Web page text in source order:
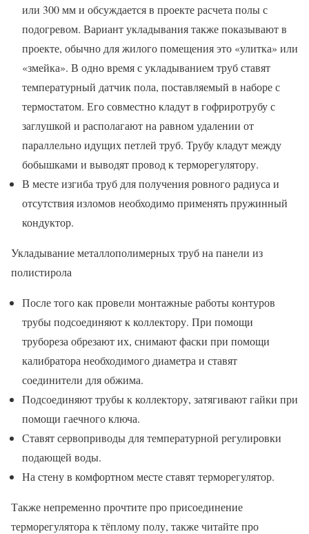
или 300 мм и обсуждается в проекте расчета полы с
подогревом. Вариант укладывания также показывают в
проекте, обычно для жилого помещения это «улитка» или
«змейка». В одно время с укладыванием труб ставят
температурный датчик пола, поставляемый в наборе с
термостатом. Его совместно кладут в гофриротрубу с
заглушкой и располагают на равном удалении от
параллельно идущих петлей труб. Трубу кладут между
бобышками и выводят провод к терморегулятору.
В месте изгиба труб для получения ровного радиуса и
отсутствия изломов необходимо применять пружинный
кондуктор.
Укладывание металлополимерных труб на панели из
полистирола
После того как провели монтажные работы контуров
трубы подсоединяют к коллектору. При помощи
трубореза обрезают их, снимают фаски при помощи
калибратора необходимого диаметра и ставят
соединители для обжима.
Подсоединяют трубы к коллектору, затягивают гайки при
помощи гаечного ключа.
Ставят сервоприводы для температурной регулировки
подающей воды.
На стену в комфортном месте ставят терморегулятор.
Также непременно прочтите про присоединение
терморегулятора к тёплому полу, также читайте про